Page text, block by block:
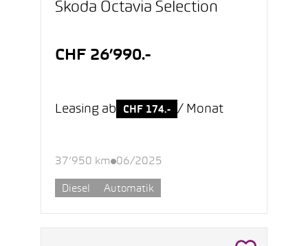
Škoda Octavia Selection
CHF 26’990.-
Leasing ab CHF 174.- / Monat
37’950 km 06/2025
Diesel Automatik